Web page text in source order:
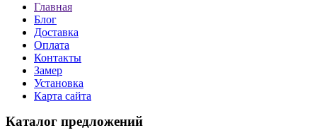
Главная
Блог
Доставка
Оплата
Контакты
Замер
Установка
Карта сайта
Каталог предложений